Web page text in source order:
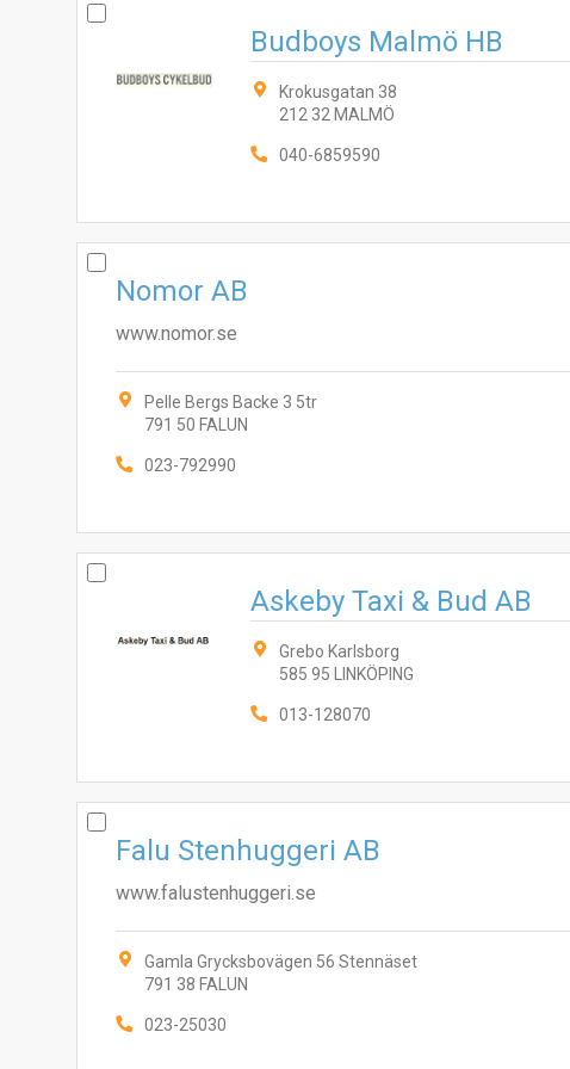
Budboys Malmö HB
Krokusgatan 38
212 32 MALMÖ
040-6859590
Nomor AB
www.nomor.se
Pelle Bergs Backe 3 5tr
791 50 FALUN
023-792990
Askeby Taxi & Bud AB
Grebo Karlsborg
585 95 LINKÖPING
013-128070
Falu Stenhuggeri AB
www.falustenhuggeri.se
Gamla Grycksbovägen 56 Stennäset
791 38 FALUN
023-25030